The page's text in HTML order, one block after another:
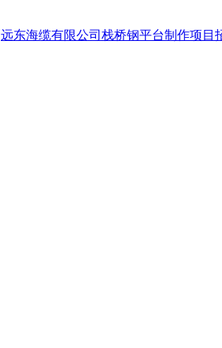
远东海缆有限公司栈桥钢平台制作项目